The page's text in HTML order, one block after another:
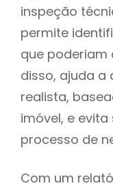
inspeção
permite
que poderiam
disso, ajuda a
realista,
imóvel, e
processo de
Com um